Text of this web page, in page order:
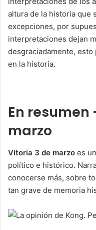
altura de la historia que
excepciones, por
interpretaciones dejan
desgraciadamente,
en la historia.
En resumen
marzo
Vitoria 3 de marzo es
político e histórico.
conocerse más, sobre
tan grave de memoria